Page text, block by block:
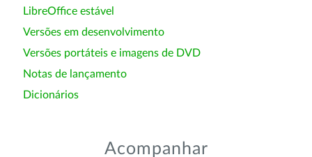
LibreOffice estável
Versões em desenvolvimento
Versões portáteis e imagens de DVD
Notas de lançamento
Dicionários
Acompanhar